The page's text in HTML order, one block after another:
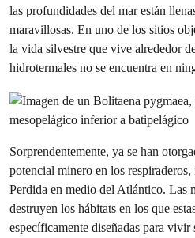
las profundidades del mar están
maravillosas. En uno de los sitios
la vida silvestre que vive alrededor
hidrotermales no se encuentra en
Sorprendentemente, ya se han
potencial minero en los
Perdida en medio del Atlántico. Las
destruyen los hábitats en los que
específicamente diseñadas para